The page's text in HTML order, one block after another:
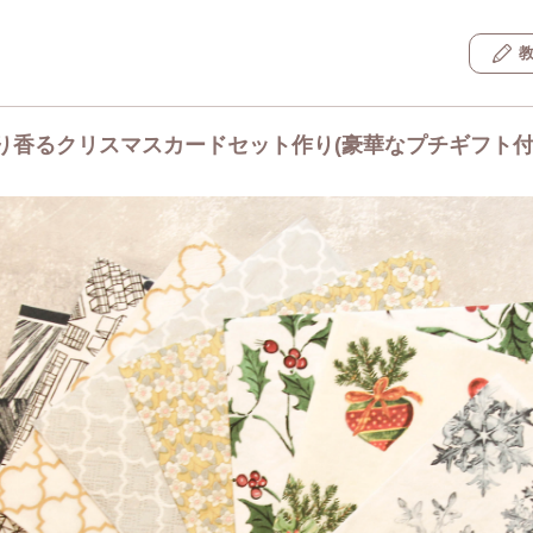
香るクリスマスカードセット作り(豪華なプチギフト